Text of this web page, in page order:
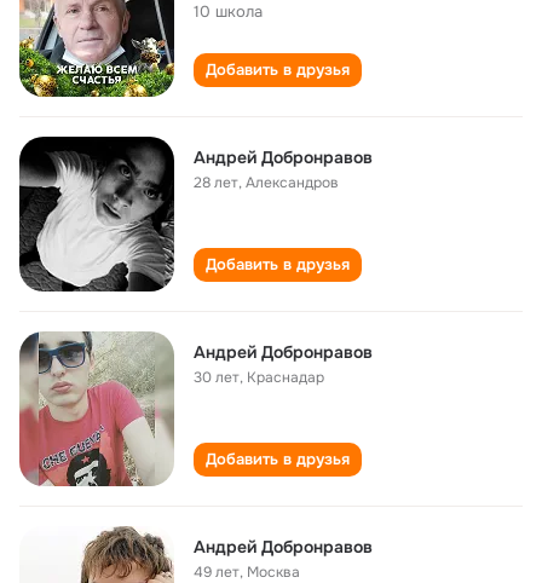
10 школа
Добавить в друзья
Андрей Добронравов
28 лет,Александров
Добавить в друзья
Андрей Добронравов
30 лет, Краснадар
Добавить в друзья
Андрей Добронравов
49 лет, Москва